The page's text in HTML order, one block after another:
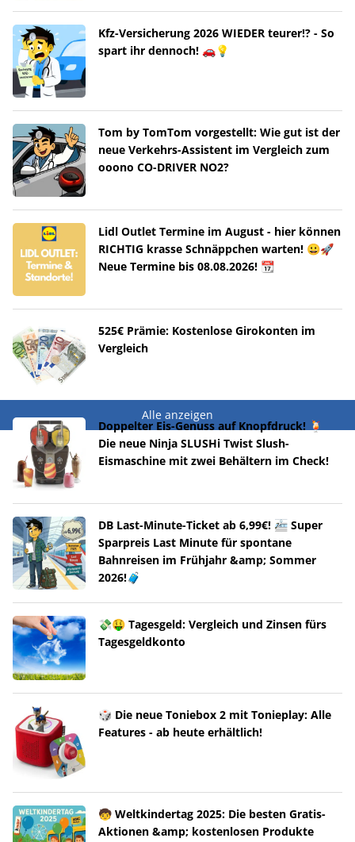
Kfz-Versicherung 2026 WIEDER teurer!? - So
spart ihr dennoch! 🚗💡
Tom by TomTom vorgestellt: Wie gut ist der
neue Verkehrs-Assistent im Vergleich zum
ooono CO-DRIVER NO2?
Lidl Outlet Termine im August - hier können
RICHTIG krasse Schnäppchen warten! 😀🚀
Neue Termine bis 08.08.2026! 📆
525€ Prämie: Kostenlose Girokonten im
Vergleich
Alle anzeigen
Doppelter Eis-Genuss auf Knopfdruck! 🍹
Die neue Ninja SLUSHi Twist Slush-
Eismaschine mit zwei Behältern im Check!
DB Last-Minute-Ticket ab 6,99€! 🚈 Super
Sparpreis Last Minute für spontane
Bahnreisen im Frühjahr &amp; Sommer
2026!🧳
💸🤑 Tagesgeld: Vergleich und Zinsen fürs
Tagesgeldkonto
🎲 Die neue Toniebox 2 mit Tonieplay: Alle
Features - ab heute erhältlich!
🧒 Weltkindertag 2025: Die besten Gratis-
Aktionen &amp; kostenlosen Produkte